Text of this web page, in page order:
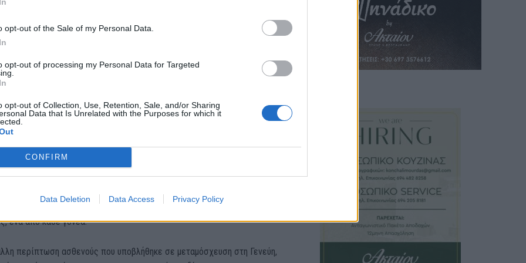
opt-out of the Sale of my Personal Data.
opt-out of processing my Personal Data for Targeted
opt-out of Collection, Use, Retention, Sale, and/or Sharing
Data that Is Unrelated with the Purposes for which it
CONFIRM
Data Deletion Data Access Privacy Policy
σε εικόνα ηλεκτρονικού μικροσκοπίου (NIAID / NIH)
μόσχευμα μυελού των οστών πρέπει να λαμβάνεται από συμβατούς
που εμποδίζουν τη λοίμωξη από HIV.
ο οποίος ενσωματώνει το γενετικό υλικό στο DNA των κυττάρων και
να εκριζωθεί.
για νέες θεραπείες
περίπτωση στη Γερμανία, πάντως, ο δότης έφερε μόνο ένα αντίγραφο
γονιδίου CCR5, αντί για δύο αντίγραφα σε προηγούμενες
ένα από κάθε γονέα.
περίπτωση ασθενούς που υποβλήθηκε σε μεταμόσχευση στη Γενεύη,